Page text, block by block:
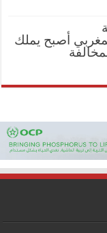
أصبح يملك